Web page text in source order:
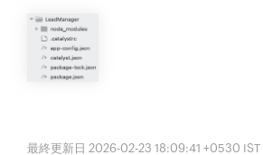
最終更新日 2026-02-23 18:09:41 +0530 IST